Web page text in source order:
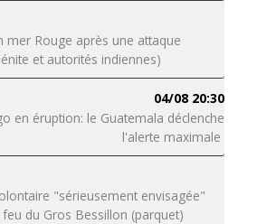
mer Rouge après une attaque
et autorités indiennes)
04/08 20:30
en éruption: le Guatemala déclenche
l'alerte maximale
"sérieusement envisagée"
du Gros Bessillon (parquet)